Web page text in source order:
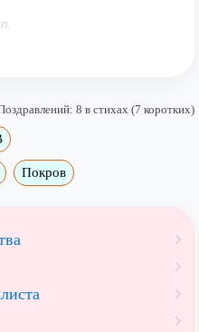
8 в стихах (7 коротких)
Покров